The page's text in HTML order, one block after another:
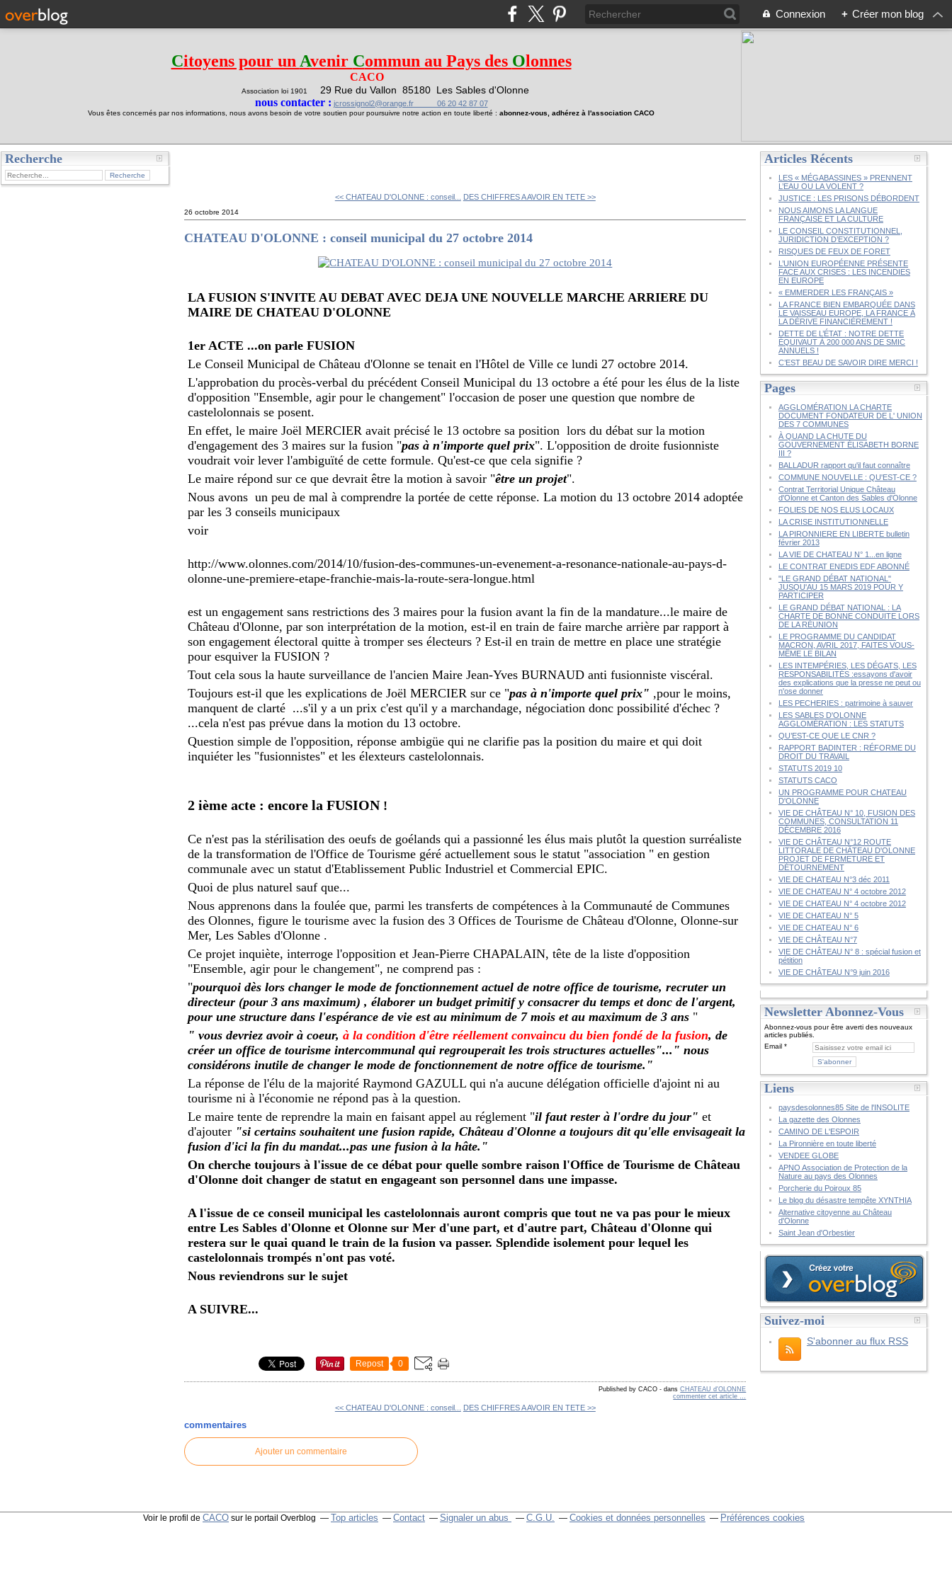
Connexion + Créer mon blog
Citoyens pour un Avenir Commun au Pays des Olonnes
CACO
Association loi 1901 29 Rue du Vallon 85180 Les Sables d'Olonne
nous contacter : jcrossignol2@orange.fr 06 20 42 87 07
Vous êtes concernés par nos informations, nous avons besoin de votre soutien pour poursuivre notre action en toute liberté : abonnez-vous, adhérez à l'association CACO
Recherche
<< CHATEAU D'OLONNE : conseil... DES CHIFFRES A AVOIR EN TETE >>
26 octobre 2014
CHATEAU D'OLONNE : conseil municipal du 27 octobre 2014
LA FUSION S'INVITE AU DEBAT AVEC DEJA UNE NOUVELLE MARCHE ARRIERE DU
MAIRE DE CHATEAU D'OLONNE
1er ACTE ...on parle FUSION
Le Conseil Municipal de Château d'Olonne se tenait en l'Hôtel de Ville ce lundi 27 octobre 2014.
L'approbation du procès-verbal du précédent Conseil Municipal du 13 octobre a été pour les élus de la liste
d'opposition "Ensemble, agir pour le changement" l'occasion de poser une question que nombre de
castelolonnais se posent.
En effet, le maire Joël MERCIER avait précisé le 13 octobre sa position lors du débat sur la motion
d'engagement des 3 maires sur la fusion "pas à n'importe quel prix". L'opposition de droite fusionniste
voudrait voir lever l'ambiguïté de cette formule. Qu'est-ce que cela signifie ?
Le maire répond sur ce que devrait être la motion à savoir "être un projet".
Nous avons un peu de mal à comprendre la portée de cette réponse. La motion du 13 octobre 2014 adoptée
par les 3 conseils municipaux
voir
http://www.olonnes.com/2014/10/fusion-des-communes-un-evenement-a-resonance-nationale-au-pays-d-
olonne-une-premiere-etape-franchie-mais-la-route-sera-longue.html
est un engagement sans restrictions des 3 maires pour la fusion avant la fin de la mandature...le maire de
Château d'Olonne, par son interprétation de la motion, est-il en train de faire marche arrière par rapport à
son engagement électoral quitte à tromper ses électeurs ? Est-il en train de mettre en place une stratégie
pour esquiver la FUSION ?
Tout cela sous la haute surveillance de l'ancien Maire Jean-Yves BURNAUD anti fusionniste viscéral.
Toujours est-il que les explications de Joël MERCIER sur ce "pas à n'importe quel prix" ,pour le moins,
manquent de clarté ...s'il y a un prix c'est qu'il y a marchandage, négociation donc possibilité d'échec ?
...cela n'est pas prévue dans la motion du 13 octobre.
Question simple de l'opposition, réponse ambigüe qui ne clarifie pas la position du maire et qui doit
inquiéter les "fusionnistes" et les élexteurs castelolonnais.
2 ième acte : encore la FUSION !
Ce n'est pas la stérilisation des oeufs de goélands qui a passionné les élus mais plutôt la question surréaliste
de la transformation de l'Office de Tourisme géré actuellement sous le statut "association " en gestion
communale avec un statut d'Etablissement Public Industriel et Commercial EPIC.
Quoi de plus naturel sauf que...
Nous apprenons dans la foulée que, parmi les transferts de compétences à la Communauté de Communes
des Olonnes, figure le tourisme avec la fusion des 3 Offices de Tourisme de Château d'Olonne, Olonne-sur
Mer, Les Sables d'Olonne .
Ce projet inquiète, interroge l'opposition et Jean-Pierre CHAPALAIN, tête de la liste d'opposition
"Ensemble, agir pour le changement", ne comprend pas :
"pourquoi dès lors changer le mode de fonctionnement actuel de notre office de tourisme, recruter un
directeur (pour 3 ans maximum) , élaborer un budget primitif y consacrer du temps et donc de l'argent,
pour une structure dans l'espérance de vie est au minimum de 7 mois et au maximum de 3 ans "
" vous devriez avoir à coeur,à la condition d'être réellement convaincu du bien fondé de la fusion, de
créer un office de tourisme intercommunal qui regrouperait les trois structures actuelles"..." nous
considérons inutile de changer le mode de fonctionnement de notre office de tourisme."
La réponse de l'élu de la majorité Raymond GAZULL qui n'a aucune délégation officielle d'ajoint ni au
tourisme ni à l'économie ne répond pas à la question.
Le maire tente de reprendre la main en faisant appel au réglement "il faut rester à l'ordre du jour"et
d'ajouter "si certains souhaitent une fusion rapide, Château d'Olonne a toujours dit qu'elle envisageait la
fusion d'ici la fin du mandat...pas une fusion à la hâte."
On cherche toujours à l'issue de ce débat pour quelle sombre raison l'Office de Tourisme de Château
d'Olonne doit changer de statut en engageant son personnel dans une impasse.
A l'issue de ce conseil municipal les castelolonnais auront compris quetout ne va pas pour le mieux
entre Les Sables d'Olonne et Olonne sur Mer d'une part, et d'autre part, Château d'Olonne qui
restera sur le quai quand le train de la fusion va passer. Splendide isolement pour lequel les
castelolonnais trompés n'ont pas voté.
Nous reviendrons sur le sujet
A SUIVRE...
Repost 0
Published by CACO - dansCHATEAU d'OLONNE
commenter cet article
<< CHATEAU D'OLONNE : conseil... DES CHIFFRES A AVOIR EN TETE >>
commentaires
Ajouter un commentaire
Articles Récents
LES « MÉGABASSINES » PRENNENT
L’EAU OU LA VOLENT ?
JUSTICE : LES PRISONS DÉBORDENT
NOUS AIMONS LA LANGUE
FRANÇAISE ET LA CULTURE
LE CONSEIL CONSTITUTIONNEL,
JURIDICTION D’EXCEPTION ?
RISQUES DE FEUX DE FORET
L’UNION EUROPÉENNE PRÉSENTE
FACE AUX CRISES : LES INCENDIES
EN EUROPE
« EMMERDER LES FRANÇAIS »
LA FRANCE BIEN EMBARQUÉE DANS
LE VAISSEAU EUROPE, LA FRANCE À
LA DÉRIVE FINANCIÈREMENT !
DETTE DE L’ÉTAT : NOTRE DETTE
ÉQUIVAUT À 200 000 ANS DE SMIC
ANNUELS !
C’EST BEAU DE SAVOIR DIRE MERCI !
Pages
AGGLOMÉRATION LA CHARTE
DOCUMENT FONDATEUR DE L' UNION
DES 7 COMMUNES
À QUAND LA CHUTE DU
GOUVERNEMENT ÉLISABETH BORNE
III ?
BALLADUR rapport qu'il faut connaître
COMMUNE NOUVELLE : QU'EST-CE ?
Contrat Territorial Unique Château
d'Olonne et Canton des Sables d'Olonne
FOLIES DE NOS ELUS LOCAUX
LA CRISE INSTITUTIONNELLE
LA PIRONNIERE EN LIBERTE bulletin
février 2013
LA VIE DE CHATEAU N° 1...en ligne
LE CONTRAT ENEDIS EDF ABONNÉ
"LE GRAND DÉBAT NATIONAL"
JUSQU'AU 15 MARS 2019 POUR Y
PARTICIPER
LE GRAND DÉBAT NATIONAL : LA
CHARTE DE BONNE CONDUITE LORS
DE LA RÉUNION
LE PROGRAMME DU CANDIDAT
MACRON, AVRIL 2017, FAITES VOUS-
MÊME LE BILAN
LES INTEMPÉRIES, LES DÉGATS, LES
RESPONSABILITÉS :essayons d'avoir
des explications que la presse ne peut ou
n'ose donner
LES PECHERIES : patrimoine à sauver
LES SABLES D'OLONNE
AGGLOMÉRATION : LES STATUTS
QU’EST-CE QUE LE CNR ?
RAPPORT BADINTER : RÉFORME DU
DROIT DU TRAVAIL
STATUTS 2019 10
STATUTS CACO
UN PROGRAMME POUR CHATEAU
D'OLONNE
VIE DE CHÂTEAU N° 10, FUSION DES
COMMUNES, CONSULTATION 11
DÉCEMBRE 2016
VIE DE CHÂTEAU N°12 ROUTE
LITTORALE DE CHÂTEAU D'OLONNE
PROJET DE FERMETURE ET
DÉTOURNEMENT
VIE DE CHATEAU N°3 déc 2011
VIE DE CHATEAU N° 4 octobre 2012
VIE DE CHATEAU N° 4 octobre 2012
VIE DE CHATEAU N° 5
VIE DE CHATEAU N° 6
VIE DE CHÂTEAU N°7
VIE DE CHÂTEAU N° 8 : spécial fusion et
pétition
VIE DE CHÂTEAU N°9 juin 2016
Newsletter Abonnez-Vous
Abonnez-vous pour être averti des nouveaux
articles publiés.
Email
Liens
paysdesolonnes85 Site de l'INSOLITE
La gazette des Olonnes
CAMINO DE L'ESPOIR
La Pironnière en toute liberté
VENDEE GLOBE
APNO Association de Protection de la
Nature au pays des Olonnes
Porcherie du Poiroux 85
Le blog du désastre tempête XYNTHIA
Alternative citoyenne au Château
d'Olonne
Saint Jean d'Orbestier
Suivez-moi
S'abonner au flux RSS
Voir le profil de CACO sur le portail Overblog Top articles Contact Signaler un abus C.G.U. Cookies et données personnelles Préférences cookies